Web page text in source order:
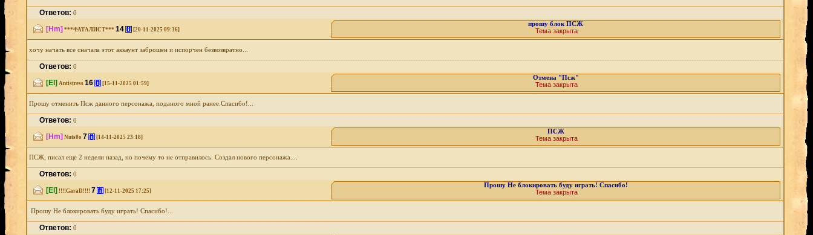
Ответов:0
[Hm] ***ФАТАЛИСТ*** 14 [i] [20-11-2025 09:36]
прошу блок ПСЖ
Тема закрыта
хочу начать все сначала этот аккаунт заброшен и испорчен безвозвратно...
Ответов:0
[El] Antistress 16 [i] [15-11-2025 01:59]
Отмена "Псж"
Тема закрыта
Прошу отменить Псж данного персонажа, поданого мной ранее.Спасибо!...
Ответов:0
[Hm] Nuts0o 7 [i] [14-11-2025 23:18]
ПСЖ
Тема закрыта
ПСЖ, писал еще 2 недели назад, но почему то не отправилось. Создал нового персонажа....
Ответов:0
[El] !!!!GaraD!!!! 7 [i] [12-11-2025 17:25]
Прошу Не блокировать буду играть! Спасибо!
Тема закрыта
Прошу Не блокировать буду играть! Спасибо!...
Ответов:0